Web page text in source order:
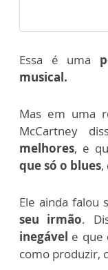
Essa é uma
musical.
Mas em uma
McCartney
melhores, e
que só o blues,
Ele ainda falou
seu irmão.
inegável e que
como produzir,